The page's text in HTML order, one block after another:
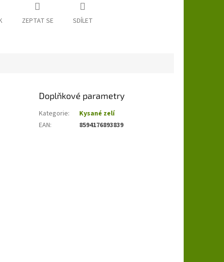
ZEPTAT SE SDÍLET
Doplňkové parametry
Kategorie:
Kysané zelí
EAN: 8594176893839